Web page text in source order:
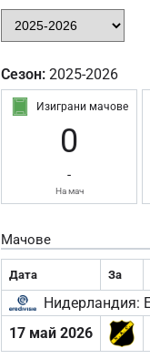
Сезон: 2025-2026
Изиграни мачове
0
-
На мач
Мачове
Дата За
Нидерландия:
17 май 2026